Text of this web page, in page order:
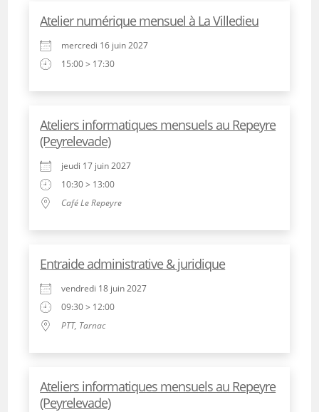
Atelier numérique mensuel à La Villedieu
mercredi 16 juin 2027
15:00 > 17:30
Ateliers informatiques mensuels au Repeyre
(Peyrelevade)
jeudi 17 juin 2027
10:30 > 13:00
Café Le Repeyre
Entraide administrative & juridique
vendredi 18 juin 2027
09:30 > 12:00
PTT, Tarnac
Ateliers informatiques mensuels au Repeyre
(Peyrelevade)